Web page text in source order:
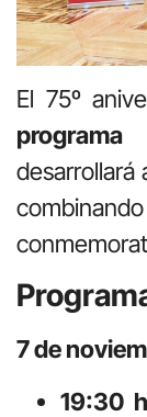
El 75º
desarrollará
7 de
19:30